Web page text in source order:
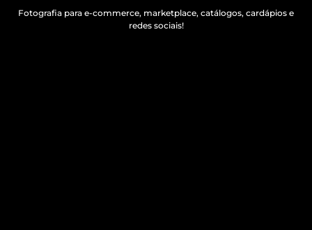
Fotografia para e-commerce, marketplace, catálogos, cardápios e
redes sociais!